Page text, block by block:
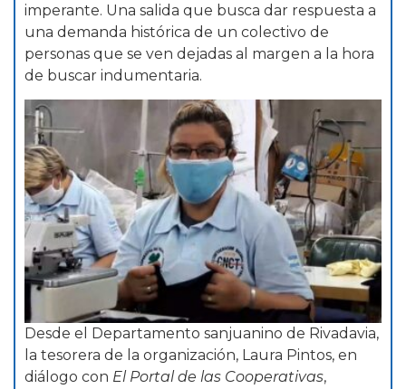
imperante. Una salida que busca dar respuesta a
una demanda histórica de un colectivo de
personas que se ven dejadas al margen a la hora
de buscar indumentaria.
Desde el Departamento sanjuanino de Rivadavia,
la tesorera de la organización, Laura Pintos, en
diálogo con El Portal de las Cooperativas,